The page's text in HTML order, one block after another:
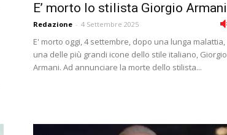
E’ morto lo stilista Giorgio Armani
Redazione - 4 Settembre 2025
E' morto oggi, 4 settembre, dopo una lunga malattia,
una delle più grandi icone dello stile italiano, Giorgio
Armani. Ad annunciare la morte dello stilista...